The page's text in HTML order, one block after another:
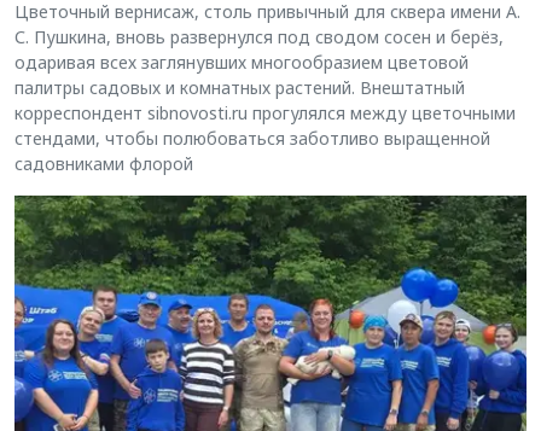
Цветочный вернисаж, столь привычный для сквера имени А.
С. Пушкина, вновь развернулся под сводом сосен и берёз,
одаривая всех заглянувших многообразием цветовой
палитры садовых и комнатных растений. Внештатный
корреспондент sibnovosti.ru прогулялся между цветочными
стендами, чтобы полюбоваться заботливо выращенной
садовниками флорой